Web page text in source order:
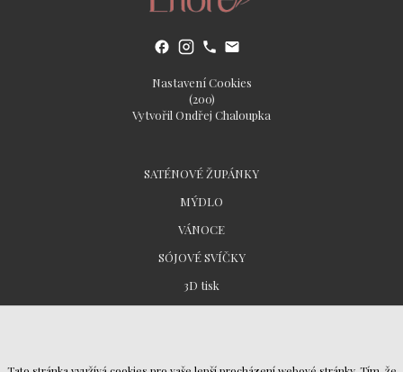
Nastavení Cookies
(200)
Vytvořil Ondřej Chaloupka
SATÉNOVÉ ŽUPÁNKY
MÝDLO
VÁNOCE
SÓJOVÉ SVÍČKY
3D tisk